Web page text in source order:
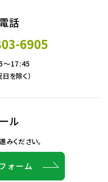
話
6905
～17:45
日を除く）
ル
みください。
ォーム